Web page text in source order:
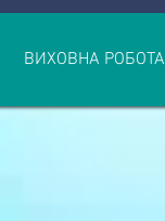
ВИХОВНА РОБОТА